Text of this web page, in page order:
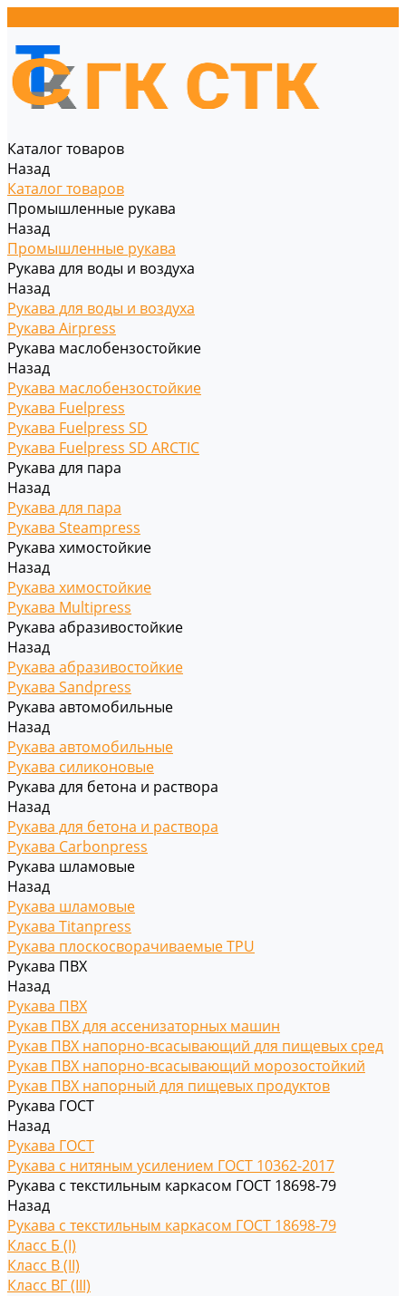
Каталог товаров
Назад
Каталог товаров
Промышленные рукава
Назад
Промышленные рукава
Рукава для воды и воздуха
Назад
Рукава для воды и воздуха
Рукава Airpress
Рукава маслобензостойкие
Назад
Рукава маслобензостойкие
Рукава Fuelpress
Рукава Fuelpress SD
Рукава Fuelpress SD ARCTIC
Рукава для пара
Назад
Рукава для пара
Рукава Steampress
Рукава химостойкие
Назад
Рукава химостойкие
Рукава Multipress
Рукава абразивостойкие
Назад
Рукава абразивостойкие
Рукава Sandpress
Рукава автомобильные
Назад
Рукава автомобильные
Рукава силиконовые
Рукава для бетона и раствора
Назад
Рукава для бетона и раствора
Рукава Carbonpress
Рукава шламовые
Назад
Рукава шламовые
Рукава Titanpress
Рукава плоскосворачиваемые TPU
Рукава ПВХ
Назад
Рукава ПВХ
Рукав ПВХ для ассенизаторных машин
Рукав ПВХ напорно-всасывающий для пищевых сред
Рукав ПВХ напорно-всасывающий морозостойкий
Рукав ПВХ напорный для пищевых продуктов
Рукава ГОСТ
Назад
Рукава ГОСТ
Рукава с нитяным усилением ГОСТ 10362-2017
Рукава с текстильным каркасом ГОСТ 18698-79
Назад
Рукава с текстильным каркасом ГОСТ 18698-79
Класс Б (I)
Класс В (II)
Класс ВГ (III)